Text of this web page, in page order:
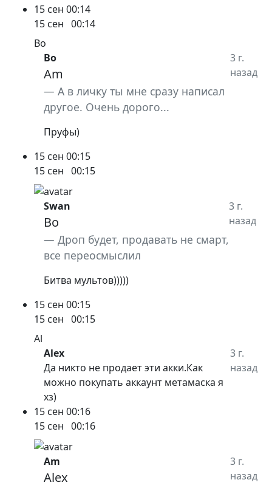
15 сен 00:14
15 сен 00:14
Bo
Bo
Am
А в личку ты мне сразу написал
другое. Очень дорого...
Пруфы)
3 г.
назад
15 сен 00:15
15 сен 00:15
Swan
Bo
Дроп будет, продавать не смарт,
все переосмыслил
Битва мультов)))))
3 г.
назад
15 сен 00:15
15 сен 00:15
Al
Alex
Да никто не продает эти акки.Как
можно покупать аккаунт метамаска я
хз)
3 г.
назад
15 сен 00:16
15 сен 00:16
Am
Alex
3 г.
назад